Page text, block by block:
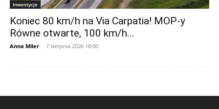
Inwestycje
Koniec 80 km/h na Via Carpatia! MOP-y
Równe otwarte, 100 km/h...
Anna Miler - 7 sierpnia 2026 18:00